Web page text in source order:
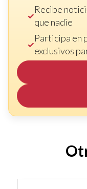
Recibe
que nadie
Participa en
exclusivos